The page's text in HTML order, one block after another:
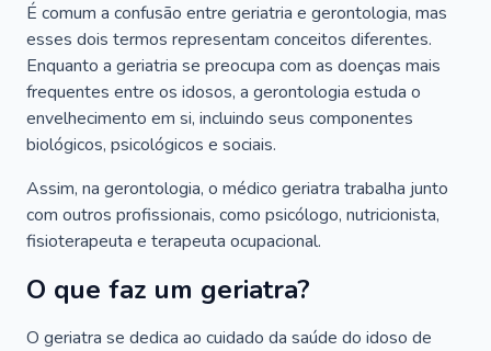
É comum a confusão entre geriatria e gerontologia, mas
esses dois termos representam conceitos diferentes.
Enquanto a geriatria se preocupa com as doenças mais
frequentes entre os idosos, a gerontologia estuda o
envelhecimento em si, incluindo seus componentes
biológicos, psicológicos e sociais.
Assim, na gerontologia, o médico geriatra trabalha junto
com outros profissionais, como psicólogo, nutricionista,
fisioterapeuta e terapeuta ocupacional.
O que faz um geriatra?
O geriatra se dedica ao cuidado da saúde do idoso de